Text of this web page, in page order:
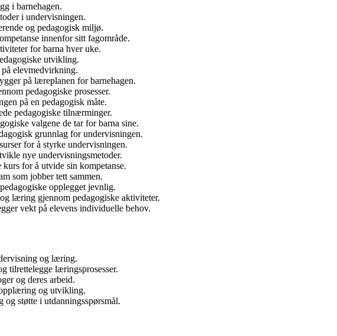
i barnehagen.
i undervisningen.
og pedagogisk miljø.
innenfor sitt fagområde.
for barna hver uke.
utvikling.
elevmedvirkning.
på læreplanen for barnehagen.
pedagogiske prosesser.
på en pedagogisk måte.
pedagogiske tilnærminger.
valgene de tar for barna sine.
grunnlag for undervisningen.
for å styrke undervisningen.
nye undervisningsmetoder.
for å utvide sin kompetanse.
som jobber tett sammen.
opplegget jevnlig.
læring gjennom pedagogiske aktiviteter.
vekt på elevens individuelle behov.
og læring.
tilrettelegge læringsprosesser.
og deres arbeid.
og utvikling.
og støtte i utdanningsspørsmål.